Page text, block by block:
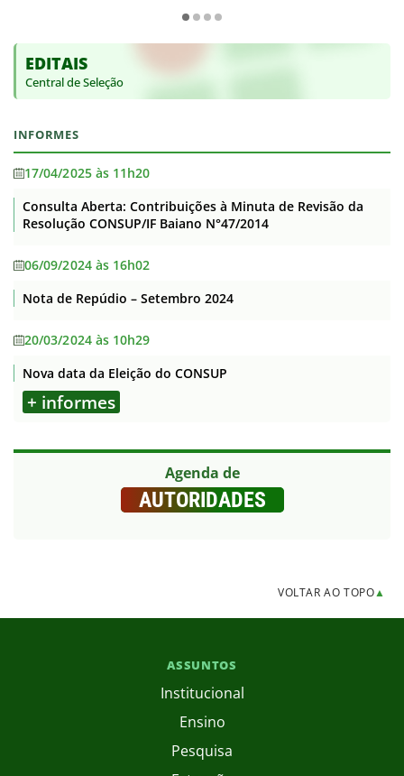
EDITAIS
Central de Seleção
INFORMES
17/04/2025 às 11h20
Consulta Aberta: Contribuições à Minuta de Revisão da
Resolução CONSUP/IF Baiano N°47/2014
06/09/2024 às 16h02
Nota de Repúdio – Setembro 2024
20/03/2024 às 10h29
Nova data da Eleição do CONSUP
+ informes
Agenda de
AUTORIDADES
VOLTAR AO TOPO▲
ASSUNTOS
Institucional
Ensino
Pesquisa